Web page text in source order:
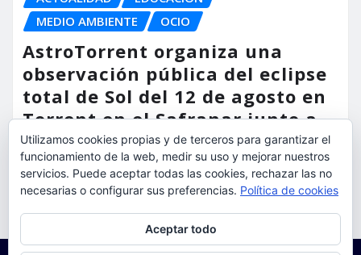
MEDIO AMBIENTE
OCIO
AstroTorrent organiza una
observación pública del eclipse
total de Sol del 12 de agosto en
Torrent en el Safranar junto a
las vías del AVE
torrent al dia Ago 5, 2026
Utilizamos cookies propias y de terceros para garantizar el
funcionamiento de la web, medir su uso y mejorar nuestros
servicios. Puede aceptar todas las cookies, rechazar las no
necesarias o configurar sus preferencias. Política de cookies
Aceptar todo